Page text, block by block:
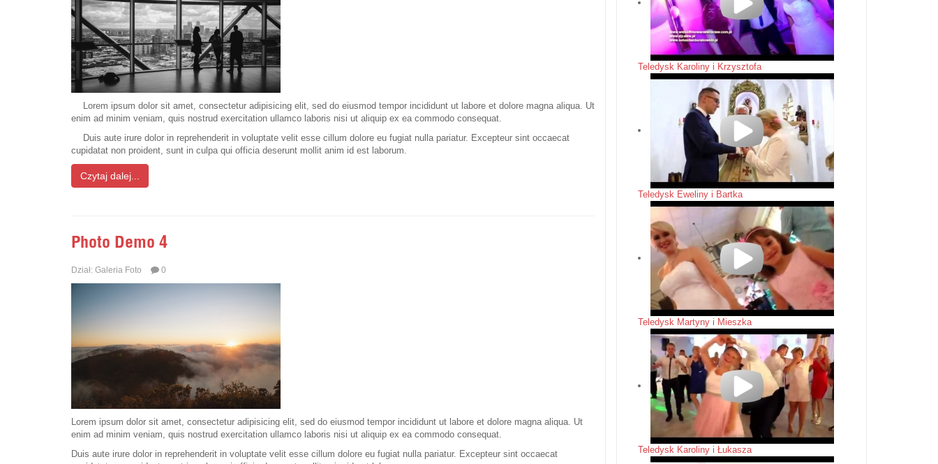
Lorem ipsum dolor sit amet, consectetur adipisicing elit, sed do eiusmod tempor incididunt ut labore et dolore magna aliqua. Ut
enim ad minim veniam, quis nostrud exercitation ullamco laboris nisi ut aliquip ex ea commodo consequat.
Duis aute irure dolor in reprehenderit in voluptate velit esse cillum dolore eu fugiat nulla pariatur. Excepteur sint occaecat
cupidatat non proident, sunt in culpa qui officia deserunt mollit anim id est laborum.
Czytaj dalej...
Photo Demo 4
Dział: Galeria Foto 0
Lorem ipsum dolor sit amet, consectetur adipisicing elit, sed do eiusmod tempor incididunt ut labore et dolore magna aliqua. Ut
enim ad minim veniam, quis nostrud exercitation ullamco laboris nisi ut aliquip ex ea commodo consequat.
Duis aute irure dolor in reprehenderit in voluptate velit esse cillum dolore eu fugiat nulla pariatur. Excepteur sint occaecat
Teledysk Karoliny i Krzysztofa
Teledysk Eweliny i Bartka
Teledysk Martyny i Mieszka
Teledysk Karoliny i Łukasza